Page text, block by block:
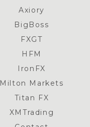
Axiory
BigBoss
FXGT
HFM
IronFX
Milton Markets
Titan FX
XMTrading